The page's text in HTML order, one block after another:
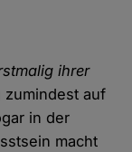
ihrer
zumindest auf
in der
macht